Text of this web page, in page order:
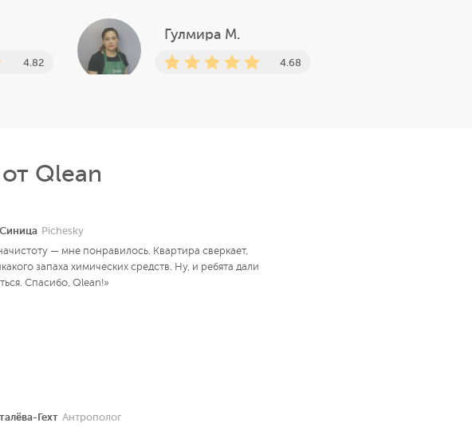
4.82
Гулмира М.
4.68
Qlean
Pichesky
— мне понравилось. Квартира сверкает,
запаха химических средств. Ну, и ребята дали
Спасибо, Qlean!»
Гехт Антрополог